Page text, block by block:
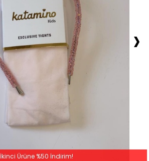
›
İkinci Ürüne %50 İndirim!